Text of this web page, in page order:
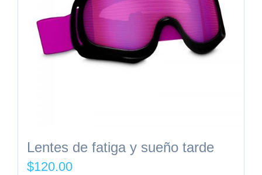
Lentes de fatiga y sueño tarde
$120.00